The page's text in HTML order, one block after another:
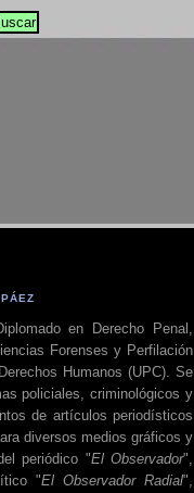
en Derecho Penal,
Forenses y Perfilación
Humanos (UPC). Se
policiales, criminológicos y
de artículos periodísticos
diversos medios gráficos y
periódico "El Observador",
"El Observador Radial",